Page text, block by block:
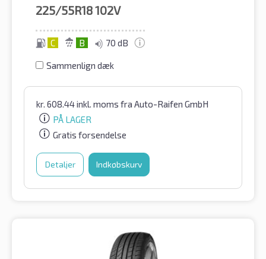
225/55R18102V
C B 70 dB
Sammenlign dæk
kr. 608.44inkl. moms fra Auto-Raifen GmbH
PÅ LAGER
Gratis forsendelse
Detaljer Indkøbskurv